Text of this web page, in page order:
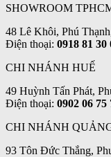
SHOWROOM
48 Lê Khôi, Phú
Điện thoại: 0918 81 30
CHI NHÁNH HUẾ
49 Huỳnh Tấn Phát,
Điện thoại: 0902 06 75
CHI NHÁNH
93 Tôn Đức Thắng,